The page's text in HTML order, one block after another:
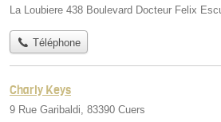
La Loubiere 438 Boulevard Docteur Felix
Téléphone
Charly Keys
9 Rue Garibaldi, 83390 Cuers